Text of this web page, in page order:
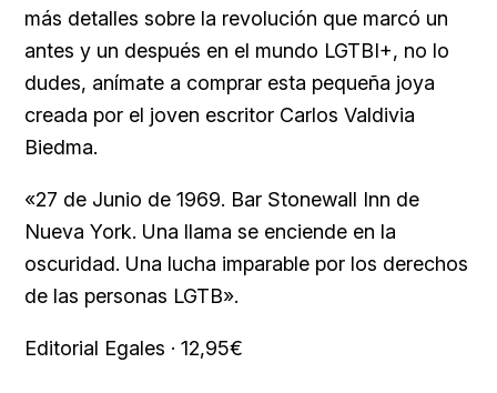
más detalles sobre la revolución que marcó un
antes y un después en el mundo LGTBI+, no lo
dudes, anímate a comprar esta pequeña joya
creada por el joven escritor Carlos Valdivia
Biedma.
«27 de Junio de 1969. Bar Stonewall Inn de
Nueva York. Una llama se enciende en la
oscuridad. Una lucha imparable por los derechos
de las personas LGTB».
Editorial Egales · 12,95€